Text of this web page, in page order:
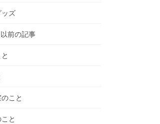
ッズ
前の記事
こと
と